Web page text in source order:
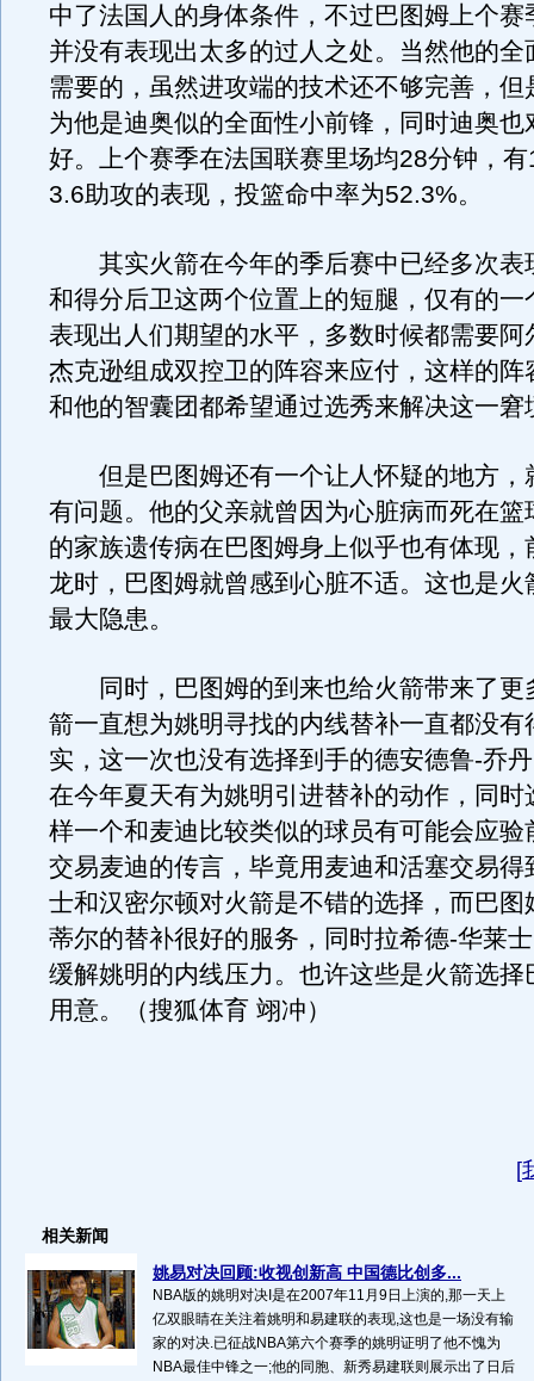
中了法国人的身体条件，不过巴图姆上个赛
并没有表现出太多的过人之处。当然他的全
需要的，虽然进攻端的技术还不够完善，但
为他是迪奥似的全面性小前锋，同时迪奥也
好。上个赛季在法国联赛里场均28分钟，
3.6助攻的表现，投篮命中率为52.3%。
其实火箭在今年的季后赛中已经多次表
和得分后卫这两个位置上的短腿，仅有的一
表现出人们期望的水平，多数时候都需要阿
杰克逊组成双控卫的阵容来应付，这样的阵
和他的智囊团都希望通过选秀来解决这一窘
但是巴图姆还有一个让人怀疑的地方，
有问题。他的父亲就曾因为心脏病而死在篮
的家族遗传病在巴图姆身上似乎也有体现，
龙时，巴图姆就曾感到心脏不适。这也是火
最大隐患。
同时，巴图姆的到来也给火箭带来了更
箭一直想为姚明寻找的内线替补一直都没有
实，这一次也没有选择到手的德安德鲁-乔
在今年夏天有为姚明引进替补的动作，同时
样一个和麦迪比较类似的球员有可能会应验
交易麦迪的传言，毕竟用麦迪和活塞交易得
士和汉密尔顿对火箭是不错的选择，而巴图
蒂尔的替补很好的服务，同时拉希德-华莱
缓解姚明的内线压力。也许这些是火箭选择
用意。（搜狐体育 翊冲）
[
相关新闻
姚易对决回顾:收视创新高 中国德比创多...
NBA版的姚明对决I是在2007年11月9日上演的,那一天上
亿双眼睛在关注着姚明和易建联的表现,这也是一场没有输
家的对决.已征战NBA第六个赛季的姚明证明了他不愧为
NBA最佳中锋之一;他的同胞、新秀易建联则展示出了日后